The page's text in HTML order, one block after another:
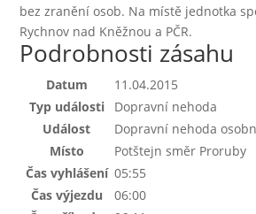
bez zranění osob. Na místě jednotka
Rychnov nad Kněžnou a PČR.
Podrobnosti zásahu
Datum
11.04.2015
Typ události
Dopravní nehoda
Událost
Dopravní nehoda
Místo
Potštejn směr Proruby
Čas vyhlášení 05:55
Čas výjezdu
06:00